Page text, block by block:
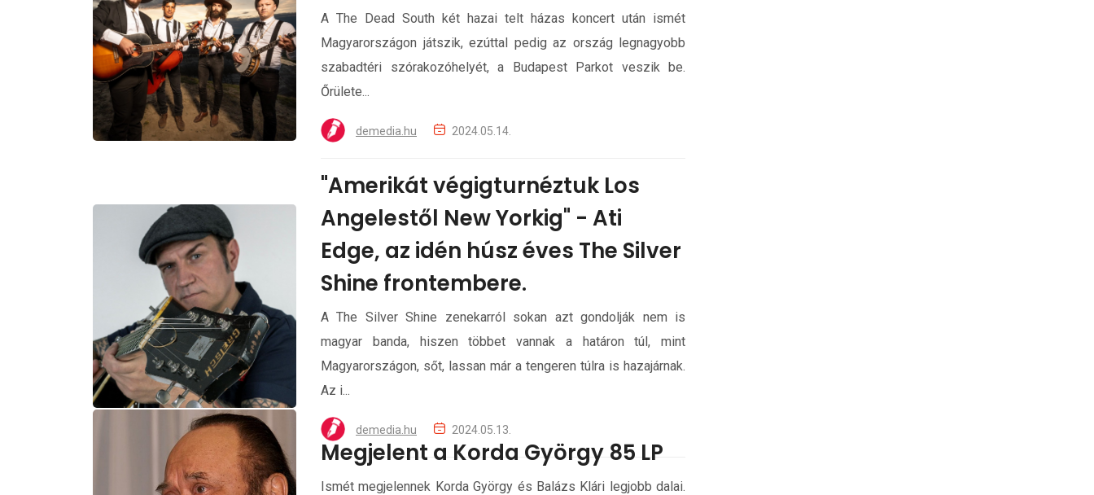
A The Dead South két hazai telt házas koncert után ismét
Magyarországon játszik, ezúttal pedig az ország legnagyobb
szabadtéri szórakozóhelyét, a Budapest Parkot veszik be.
Őrülete...
demedia.hu 2024.05.14.
"Amerikát végigturnéztuk Los
Angelestől New Yorkig" - Ati
Edge, az idén húsz éves The Silver
Shine frontembere.
A The Silver Shine zenekarról sokan azt gondolják nem is
magyar banda, hiszen többet vannak a határon túl, mint
Magyarországon, sőt, lassan már a tengeren túlra is hazajárnak.
Az i...
demedia.hu 2024.05.13.
Megjelent a Korda György 85 LP
Ismét megjelennek Korda György és Balázs Klári legjobb dalai.